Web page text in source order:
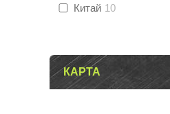
Китай 10
КАРТА